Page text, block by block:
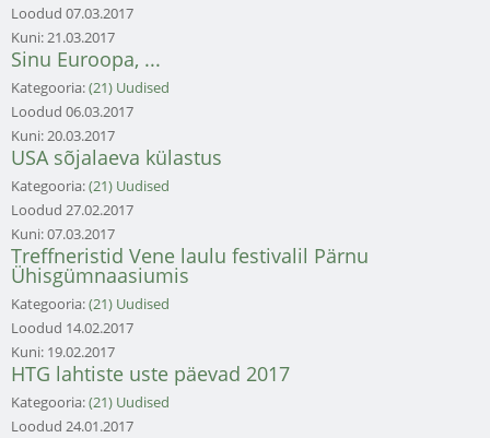
Loodud 07.03.2017
Kuni:21.03.2017
Sinu Euroopa, ...
Kategooria:(21) Uudised
Loodud 06.03.2017
Kuni:20.03.2017
USA sõjalaeva külastus
Kategooria:(21) Uudised
Loodud 27.02.2017
Kuni:07.03.2017
Treffneristid Vene laulu festivalil Pärnu
Ühisgümnaasiumis
Kategooria:(21) Uudised
Loodud 14.02.2017
Kuni: 19.02.2017
HTG lahtiste uste päevad 2017
Kategooria:(21) Uudised
Loodud 24.01.2017